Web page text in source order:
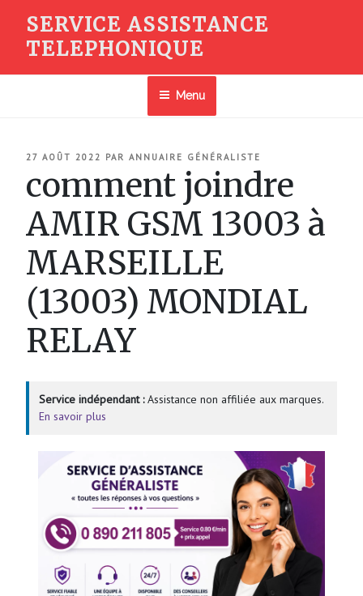
contenu
SERVICE ASSISTANCE
TELEPHONIQUE
Menu
PUBLIÉ
27 AOÛT 2022 PAR ANNUAIRE GÉNÉRALISTE
comment joindre
AMIR GSM 13003 à
MARSEILLE
(13003) MONDIAL
RELAY
Service indépendant :Assistance non affiliée aux marques.
En savoir plus